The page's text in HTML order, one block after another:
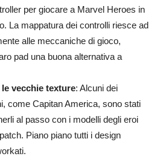
per giocare a Marvel Heroes in
La mappatura dei controlli riesce ad
alle meccaniche di gioco,
pad una buona alternativa a
vecchie texture: Alcuni dei
come Capitan America, sono stati
al passo con i modelli degli eroi
Piano piano tutti i design